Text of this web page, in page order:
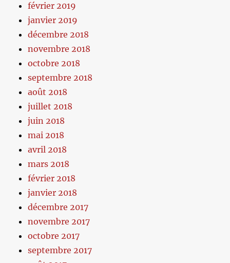
février 2019
janvier 2019
décembre 2018
novembre 2018
octobre 2018
septembre 2018
août 2018
juillet 2018
juin 2018
mai 2018
avril 2018
mars 2018
février 2018
janvier 2018
décembre 2017
novembre 2017
octobre 2017
septembre 2017